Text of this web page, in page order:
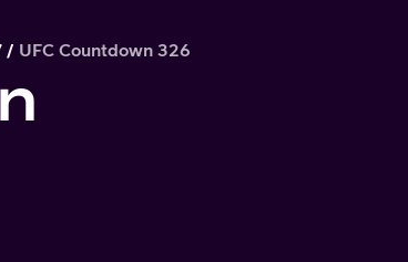
UFC Countdown 326